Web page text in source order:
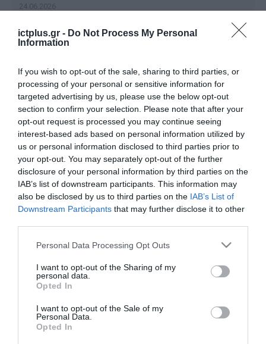
ictplus.gr - Do Not Process My Personal
Information
If you wish to opt-out of the sale, sharing to third parties, or
processing of your personal or sensitive information for
targeted advertising by us, please use the below opt-out
section to confirm your selection. Please note that after your
opt-out request is processed you may continue seeing
interest-based ads based on personal information utilized by
us or personal information disclosed to third parties prior to
your opt-out. You may separately opt-out of the further
disclosure of your personal information by third parties on the
IAB’s list of downstream participants. This information may
also be disclosed by us to third parties on the IAB’s List of
Downstream Participants that may further disclose it to other
Please note that this website/app uses one or more Google
not limited to your visit or usage behaviour. You may click to
grant or deny consent to Google and its third-party tags to
use your data for below specified purposes in below Google
consent section.
Personal Data Processing Opt Outs
I want to opt-out of the Sharing of my
personal data.
Opted In
I want to opt-out of the Sale of my
Personal Data.
Opted In
προορισμούς που μπορούν να προσεγγιστούν
με εισιτήριο έως 20€. Οι χαμηλότερες τιμές
ξεκινούν από 5€ για τον Πόρο, ενώ δημοφιλή
νησιά όπως η Αίγινα, η Κέρκυρα, η Κέα και η
οικονομικές […]